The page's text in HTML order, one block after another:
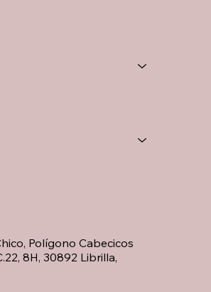
Polígono Cabecicos
8H, 30892 Librilla,